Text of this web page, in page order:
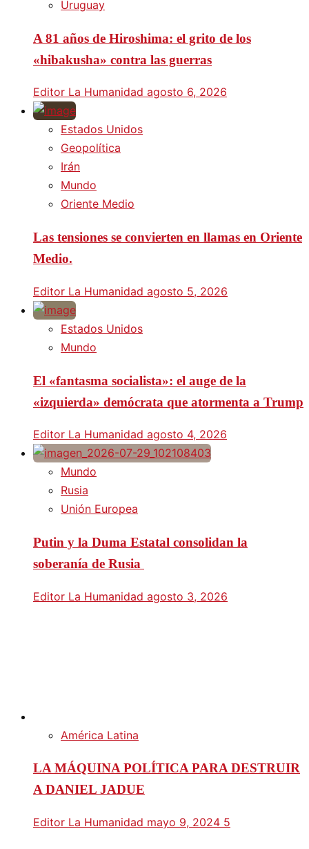
Uruguay
A 81 años de Hiroshima: el grito de los
«hibakusha» contra las guerras
Editor La Humanidad agosto 6, 2026
Estados Unidos
Geopolítica
Irán
Mundo
Oriente Medio
Las tensiones se convierten en llamas en Oriente
Medio.
Editor La Humanidad agosto 5, 2026
Estados Unidos
Mundo
El «fantasma socialista»: el auge de la
«izquierda» demócrata que atormenta a Trump
Editor La Humanidad agosto 4, 2026
Mundo
Rusia
Unión Europea
Putin y la Duma Estatal consolidan la
soberanía de Rusia
Editor La Humanidad agosto 3, 2026
América Latina
LA MÁQUINA POLÍTICA PARA DESTRUIR
A DANIEL JADUE
Editor La Humanidad mayo 9, 2024 5